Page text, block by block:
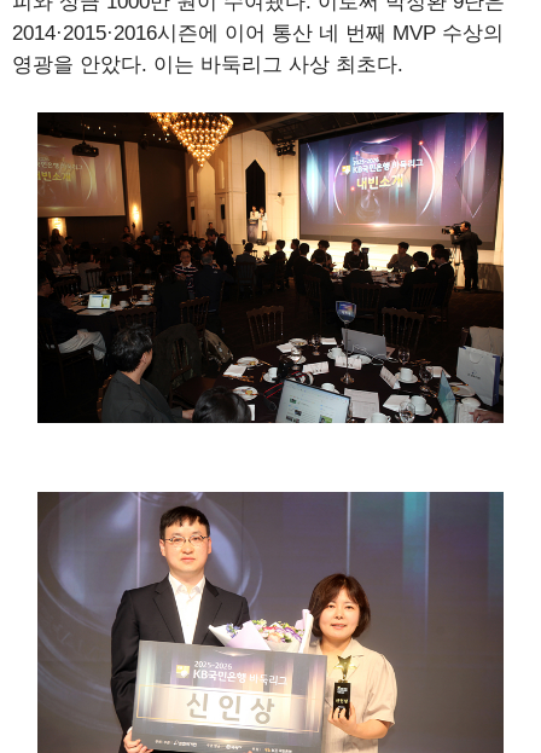
2014·2015·2016시즌에 이어 통산 네 번째 MVP 수상의
영광을 안았다. 이는 바둑리그 사상 최초다.